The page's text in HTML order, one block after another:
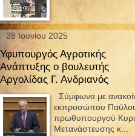
28 Ιουνίου 2025
Υφυπουργός Αγροτικής
Ανάπτυξης ο βουλευτής
Αργολίδας Γ. Ανδριανός
Σύμφωνα με
εκπροσώπου
πρωθυπουργού
Μετανάστευσης κ...